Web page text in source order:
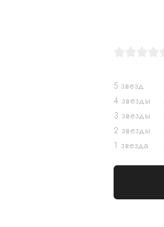
5 звезд
4 звезды
3 звезды
2 звезды
1 звезда